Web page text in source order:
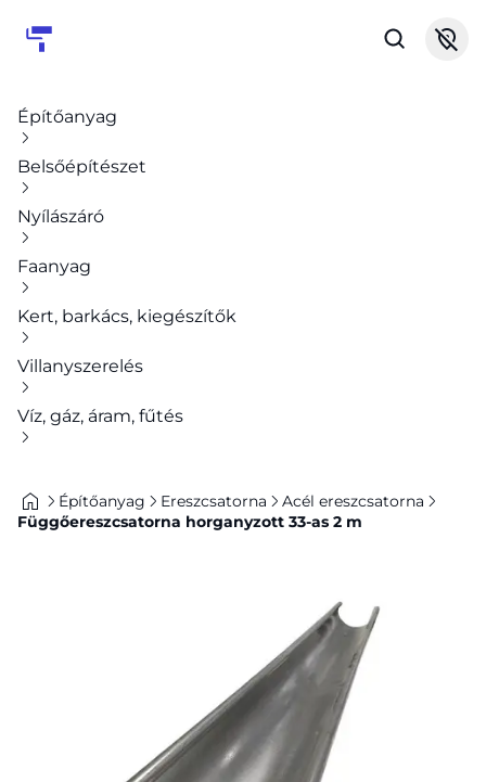
Építőanyag
Belsőépítészet
Nyílászáró
Faanyag
Kert, barkács, kiegészítők
Villanyszerelés
Víz, gáz, áram, fűtés
Építőanyag Ereszcsatorna
Acél ereszcsatorna
Függőereszcsatorna horganyzott 33-as 2 m